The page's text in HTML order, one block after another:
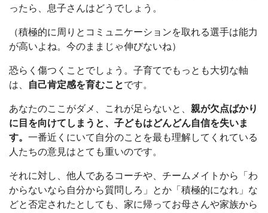
ったら、息子さんはどうでしょう。
（積極的に周りとコミュニケーションを取れる選手は能力
が高いよね。今のままじゃ伸びないね）
恐らく傷つくことでしょう。子育てでもっとも大切な軸
は、
自己肯定感を育むことです。
あなたのここがダメ、これが足らないと、 親が欠点ばかり
に目を向けてしまうと、子どもはどんどん自信を失いま
す。 一番近くにいて自分のことを最も理解してくれている
人たちの意見はとても重いのです。
それに対し、他人であるコーチや、チームメイトから「わ
からないなら自分から質問しろ」とか「積極的になれ」な
どと否定されたとしても、家に帰ってお母さんや家族から